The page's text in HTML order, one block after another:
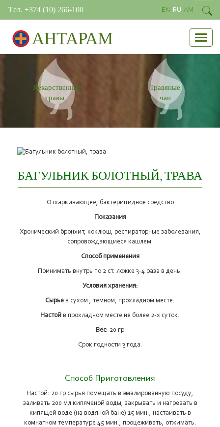
Tел. +374 (10) 266-100 EN RU AM
АНТАРАМ
Лекарственные
травы
Травяные
чаи
БАГУЛЬНИК БОЛОТНЫЙ, ТРАВА
Отхаркивающее, бактерицидное средство
Показания
Хронический бронхит, коклюш, респираторные заболевания,
сопровождающиеся кашлем.
Способ применения
Принимать внутрь по 2 ст. ложке 3-4 раза в день.
Условия хранения:
Сырье в сухом , темном, прохладном месте.
Настой в прохладном месте не более 2-х суток.
Вес: 20 гр
Срок годности 3 года.
Способ Приготовления
Настой: 20 гр сырья помещать в эмалированную посуду,
заливать 200 мл кипяченой воды, закрывать и нагревать в
кипящей воде (на водяной бане) 15 мин., настаивать в
комнатном температуре 45 мин., процеживать, отжимать.